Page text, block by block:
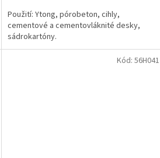
Použití: Ytong, pórobeton, cihly,
cementové a cementovláknité desky,
sádrokartóny.
Kód: 56H041